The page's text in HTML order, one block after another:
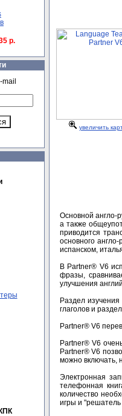
р.
увеличить
Основной англо-
а также
приводится
основного
испанском,
В Partner® V6
фразы,
улучшения
Раздел изучения
глаголов и
Partner® V6
Partner® V6
Partner® V6
можно включать,
Электронная
телефонная
количество
игры и "решатель